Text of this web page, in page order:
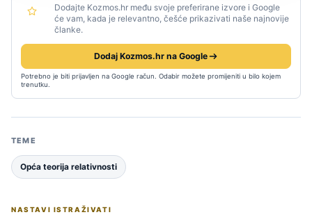
Dodajte Kozmos.hr među svoje preferirane izvore i Google
će vam, kada je relevantno, češće prikazivati naše najnovije
članke.
Dodaj Kozmos.hr na Google
Potrebno je biti prijavljen na Google račun. Odabir možete promijeniti u bilo kojem
trenutku.
TEME
Opća teorija relativnosti
NASTAVI ISTRAŽIVATI